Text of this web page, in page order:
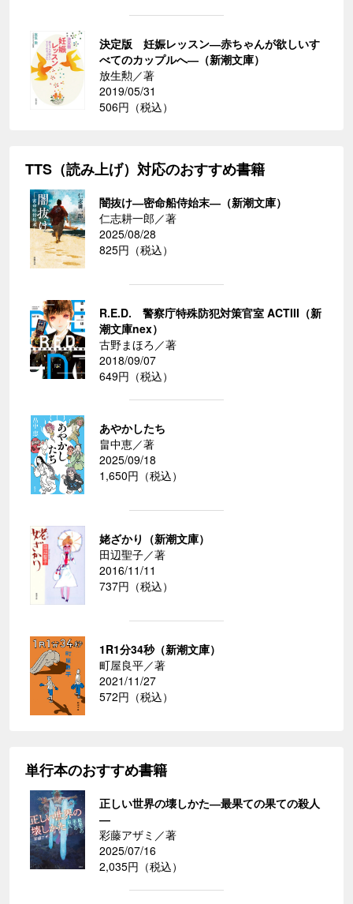
決定版 妊娠レッスン―赤ちゃんが欲しいす
べてのカップルへ―（新潮文庫）
放生勲／著
2019/05/31
506円（税込）
TTS（読み上げ）対応のおすすめ書籍
闇抜け―密命船侍始末―（新潮文庫）
仁志耕一郎／著
2025/08/28
825円（税込）
R.E.D. 警察庁特殊防犯対策官室 ACTIII（新
潮文庫nex）
古野まほろ／著
2018/09/07
649円（税込）
あやかしたち
畠中恵／著
2025/09/18
1,650円（税込）
姥ざかり（新潮文庫）
田辺聖子／著
2016/11/11
737円（税込）
1R1分34秒（新潮文庫）
町屋良平／著
2021/11/27
572円（税込）
単行本のおすすめ書籍
正しい世界の壊しかた―最果ての果ての殺人
―
彩藤アザミ／著
2025/07/16
2,035円（税込）